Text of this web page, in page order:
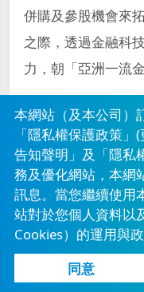
併購及參股機會來
之際，透過金融科
力，朝「亞洲一流
富邦金
興
人才招募
本網站（及本公司）
「隱私權保護政策
告知聲明」 及 「隱私
務及優化網站，本網
訊息。當您繼續使用
站對於您個人資料以
Cookies）的運用與政
同意